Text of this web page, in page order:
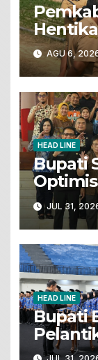
AGU 6,
HEAD LINE
Bupati
JUL 31,
HEAD LINE
Bupati